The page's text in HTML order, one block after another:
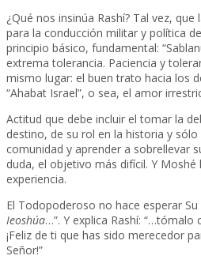
¿Qué nos insinúa Rashí? Tal vez,
para la conducción militar y política
principio básico, fundamental:
extrema tolerancia. Paciencia y
mismo lugar: el buen trato hacia los
“Ahabat Israel”, o sea, el amor
Actitud que debe incluir el tomar la
destino, de su rol en la historia y
comunidad y aprender a sobrellevar
duda, el objetivo más difícil. Y
experiencia.
El Todopoderoso no hace esperar Su
Ieoshúa…”. Y explica Rashí: “…tómalo
¡Feliz de ti que has sido merecedor
Señor!”